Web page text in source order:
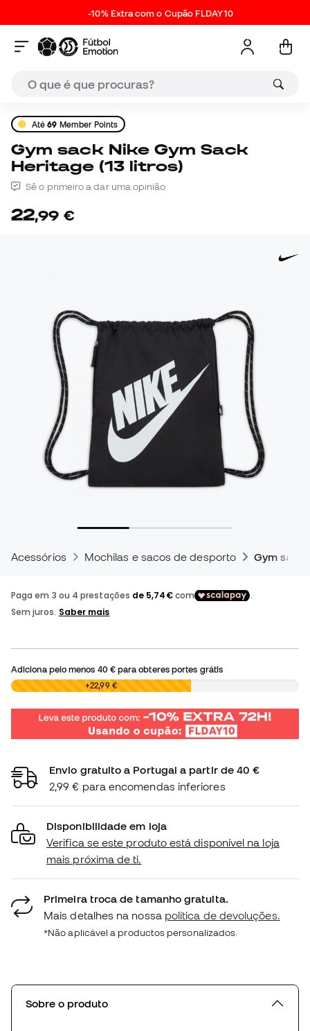
-10% Extra com o Cupão FLDAY10
Até69 Member Points
Gym sack Nike Gym Sack
Heritage (13 litros)
Sê o primeiro a dar uma opinião
22,99 €
Acessórios Mochilas e sacos de desporto Gym sack
Adiciona pelo menos 40 €para obteres portes grátis
0,00 € +22,99 €
Envio gratuito a Portugal a partir de 40 €
2,99 € para encomendas inferiores
Disponibilidade em loja
Verifica se este produto está disponível na loja
mais próxima de ti.
Primeira troca de tamanho gratuita.
Mais detalhes na nossa política de devoluções.
*Não aplicável a productos personalizados.
Sobre o produto